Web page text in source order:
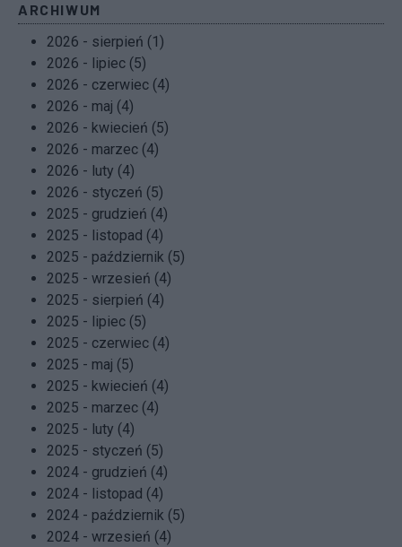
ARCHIWUM
2026 - sierpień (1)
2026 - lipiec (5)
2026 - czerwiec (4)
2026 - maj (4)
2026 - kwiecień (5)
2026 - marzec (4)
2026 - luty (4)
2026 - styczeń (5)
2025 - grudzień (4)
2025 - listopad (4)
2025 - październik (5)
2025 - wrzesień (4)
2025 - sierpień (4)
2025 - lipiec (5)
2025 - czerwiec (4)
2025 - maj (5)
2025 - kwiecień (4)
2025 - marzec (4)
2025 - luty (4)
2025 - styczeń (5)
2024 - grudzień (4)
2024 - listopad (4)
2024 - październik (5)
2024 - wrzesień (4)